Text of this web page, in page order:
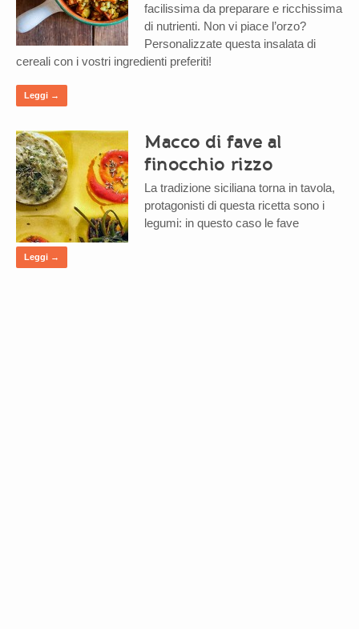
facilissima da preparare e ricchissima
di nutrienti. Non vi piace l’orzo?
Personalizzate questa insalata di
cereali con i vostri ingredienti preferiti!
Leggi →
Macco di fave al
finocchio rizzo
La tradizione siciliana torna in tavola,
protagonisti di questa ricetta sono i
legumi: in questo caso le fave
Leggi →